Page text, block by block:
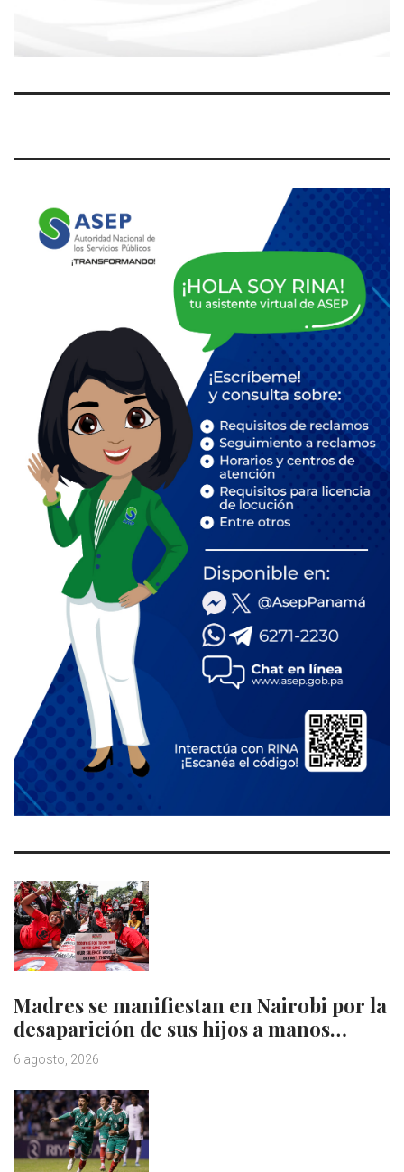
Madres se manifiestan en Nairobi por la
desaparición de sus hijos a manos…
6 agosto, 2026